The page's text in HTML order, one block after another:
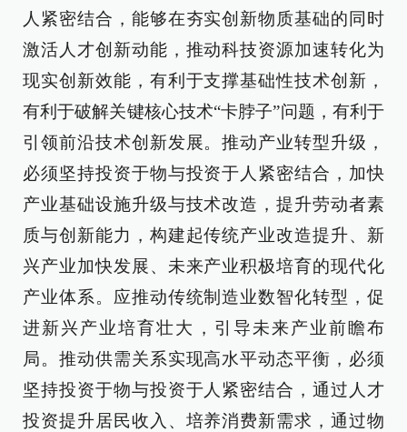
人紧密结合，能够在夯实创新物质基础的同时
激活人才创新动能，推动科技资源加速转化为
现实创新效能，有利于支撑基础性技术创新，
有利于破解关键核心技术“卡脖子”问题，有利于
引领前沿技术创新发展。推动产业转型升级，
必须坚持投资于物与投资于人紧密结合，加快
产业基础设施升级与技术改造，提升劳动者素
质与创新能力，构建起传统产业改造提升、新
兴产业加快发展、未来产业积极培育的现代化
产业体系。应推动传统制造业数智化转型，促
进新兴产业培育壮大，引导未来产业前瞻布
局。推动供需关系实现高水平动态平衡，必须
坚持投资于物与投资于人紧密结合，通过人才
投资提升居民收入、培养消费新需求，通过物